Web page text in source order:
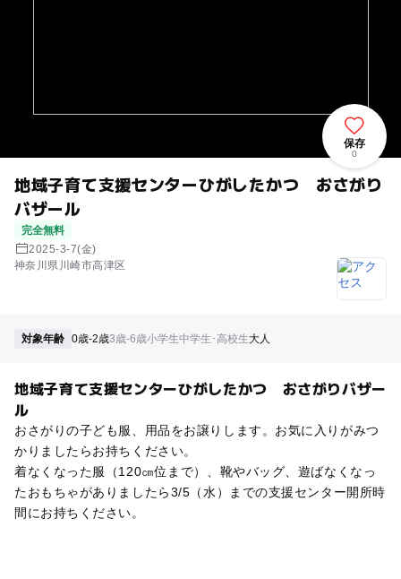
地域子育て支援センターひがしたかつ おさがり
バザール
完全無料
2025-3-7(金)
神奈川県川崎市高津区
保存
0
対象年齢 0歳-2歳3歳-6歳小学生中学生･高校生大人
地域子育て支援センターひがしたかつ おさがりバザー
ル
おさがりの子ども服、用品をお譲りします。お気に入りがみつ
かりましたらお持ちください。
着なくなった服（120㎝位まで）、靴やバッグ、遊ばなくなっ
たおもちゃがありましたら3/5（水）までの支援センター開所時
間にお持ちください。